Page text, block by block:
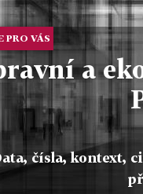
PRO VÁS
a
čísla, kontext,